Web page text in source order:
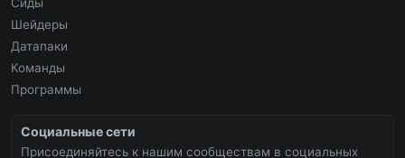
Шейдеры
Датапаки
Команды
Программы
Социальные сети
Присоединяйтесь к нашим сообществам в социальных